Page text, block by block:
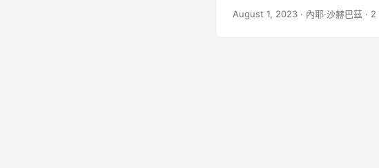
August 1, 2023 · 內耶·沙赫巴茲 ·